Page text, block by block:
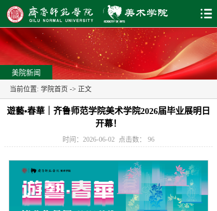
美院新闻
当前位置: 学院首页 -> 正文
遊藝•春華｜齐鲁师范学院美术学院2026届毕业展明日
开幕！
时间：2026-06-02 点击数： 96